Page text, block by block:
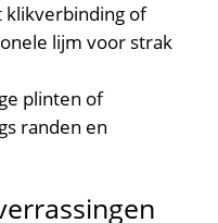
klikverbinding of
lijm voor strak
plinten of
randen en